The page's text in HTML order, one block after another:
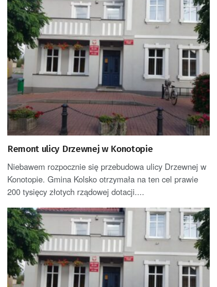
Remont ulicy Drzewnej w Konotopie
Niebawem rozpocznie się przebudowa ulicy Drzewnej w
Konotopie. Gmina Kolsko otrzymała na ten cel prawie
200 tysięcy złotych rządowej dotacji....